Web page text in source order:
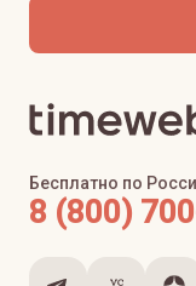
Бесплатно по
8 (800)